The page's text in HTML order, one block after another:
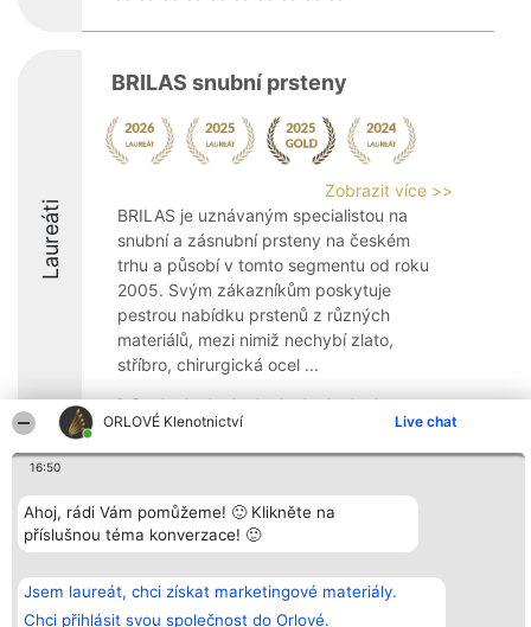
ORLOVÉ Klenotnictví Live chat
16:50
Ahoj, rádi Vám pomůžeme! 🙂 Klikněte na
příslušnou téma konverzace! 🙂
Jsem laureát, chci získat marketingové materiály.
Chci přihlásit svou společnost do Orlové.
Laureáti
BRILAS snubní prsteny
Zobrazit více >>
BRILAS je uznávaným specialistou na
snubní a zásnubní prsteny na českém
trhu a působí v tomto segmentu od roku
2005. Svým zákazníkům poskytuje
pestrou nabídku prstenů z různých
materiálů, mezi nimiž nechybí zlato,
stříbro, chirurgická ocel ...
10
Organizátor hlasování
Bright Side Solutions sp. z o.
o. sp. k.
ul. Ruska 22
KRS 0000749100 | Regon
381313360 | NIP 8943132676
Plebiscyt
Vítězové
Seznam všech
laureátů
Pravidla
Zásady
ochrany
Kontakt